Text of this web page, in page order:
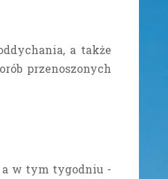
a także
przenoszonych
a w tym tygodniu -